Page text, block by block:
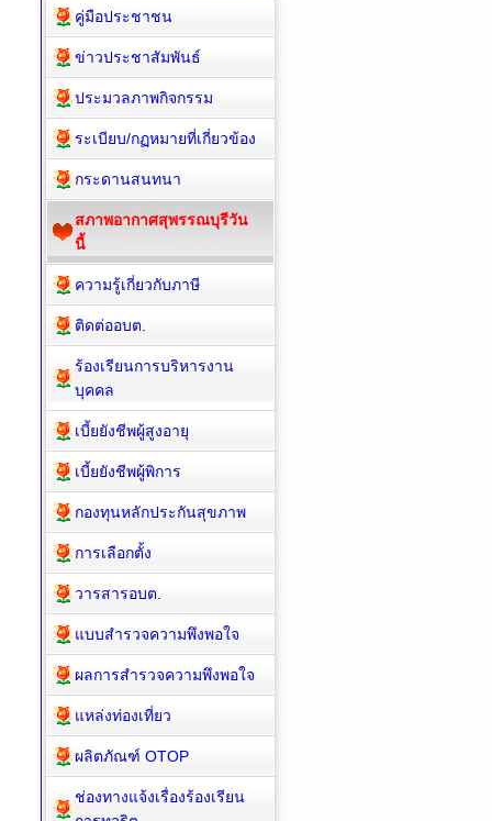
คู่มือประชาชน
ข่าวประชาสัมพันธ์
ประมวลภาพกิจกรรม
ระเบียบ/กฏหมายที่เกี่ยวข้อง
กระดานสนทนา
สภาพอากาศสุพรรณบุรีวัน
นี้
ความรู้เกี่ยวกับภาษี
ติดต่ออบต.
ร้องเรียนการบริหารงาน
บุคคล
เบี้ยยังชีพผู้สูงอายุ
เบี้ยยังชีพผู้พิการ
กองทุนหลักประกันสุขภาพ
การเลือกตั้ง
วารสารอบต.
แบบสำรวจความพึงพอใจ
ผลการสำรวจความพึงพอใจ
แหล่งท่องเที่ยว
ผลิตภัณฑ์ OTOP
ช่องทางแจ้งเรื่องร้องเรียน